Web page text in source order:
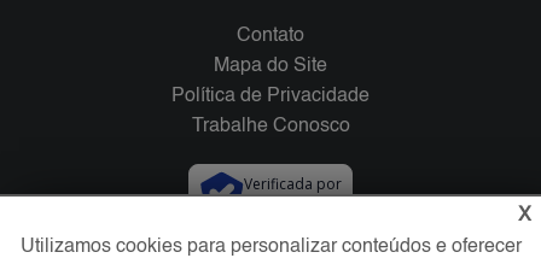
Contato
Mapa do Site
Política de Privacidade
Trabalhe Conosco
Verificada por
X
Utilizamos cookies para personalizar conteúdos e oferecer